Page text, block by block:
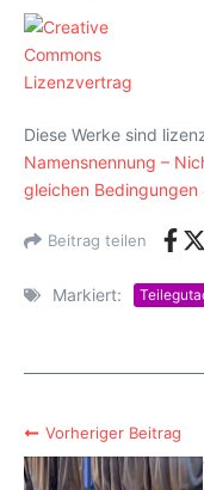
Diese Werke sind
Namensnennung –
gleichen
Beitrag teilen
Markiert:
Vorheriger Beitrag